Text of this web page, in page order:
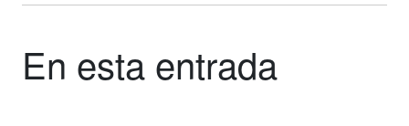
En esta entrada